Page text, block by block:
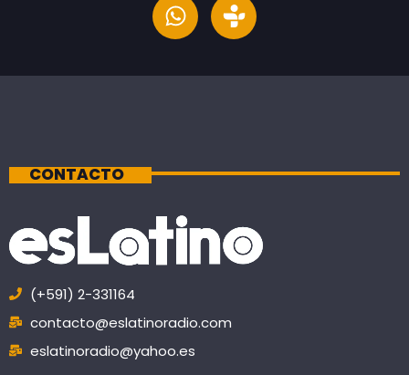
CONTACTO
(+591) 2-331164
contacto@eslatinoradio.com
eslatinoradio@yahoo.es